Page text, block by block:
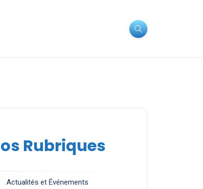
Rubriques
Actualités et Événements